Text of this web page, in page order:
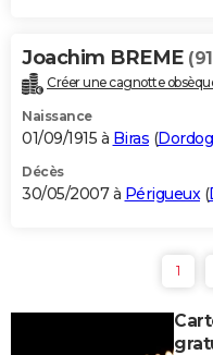
Joachim BREME
Créer une cagnotte
Naissance
01/09/1915 à Biras (
Décès
30/05/2007 à Périgueux (
1